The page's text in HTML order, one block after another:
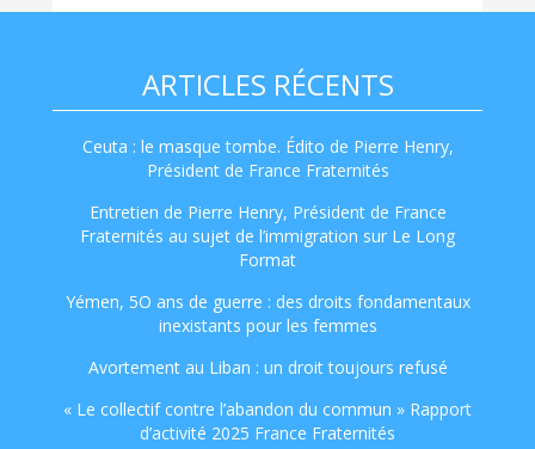
ARTICLES RÉCENTS
Ceuta : le masque tombe. Édito de Pierre Henry,
Président de France Fraternités
Entretien de Pierre Henry, Président de France
Fraternités au sujet de l’immigration sur Le Long
Format
Yémen, 5O ans de guerre : des droits fondamentaux
inexistants pour les femmes
Avortement au Liban : un droit toujours refusé
« Le collectif contre l’abandon du commun » Rapport
d’activité 2025 France Fraternités